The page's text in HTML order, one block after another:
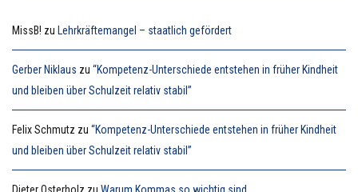
MissB! zu Lehrkräftemangel – staatlich gefördert
Gerber Niklaus zu “Kompetenz-Unterschiede entstehen in früher Kindheit
und bleiben über Schulzeit relativ stabil”
Felix Schmutz zu “Kompetenz-Unterschiede entstehen in früher Kindheit
und bleiben über Schulzeit relativ stabil”